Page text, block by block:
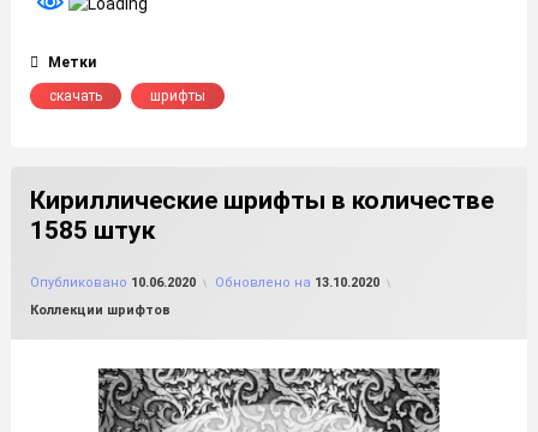
Метки
скачать
шрифты
Кириллические шрифты в количестве
1585 штук
Опубликовано 10.06.2020 Обновлено на 13.10.2020
Рубрики:
Коллекции шрифтов